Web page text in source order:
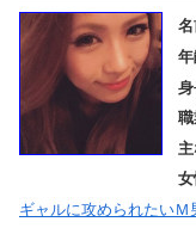
ギャルに攻められたい